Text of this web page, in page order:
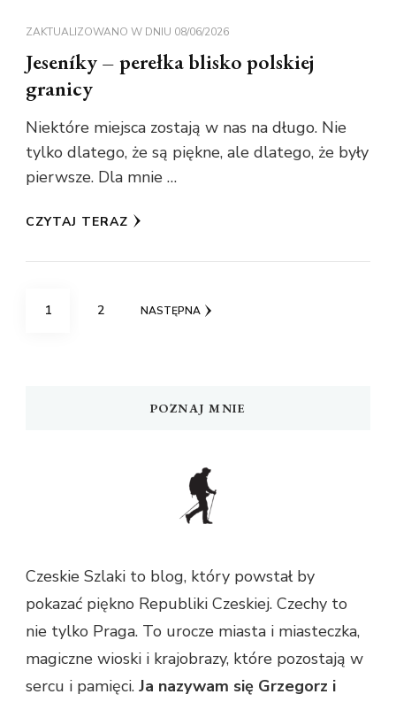
ZAKTUALIZOWANO W DNIU 08/06/2026
Jeseníky – perełka blisko polskiej
granicy
Niektóre miejsca zostają w nas na długo. Nie
tylko dlatego, że są piękne, ale dlatego, że były
pierwsze. Dla mnie …
CZYTAJ TERAZ
Stronicowanie
STRONA
1 STRONA
2 NASTĘPNA
POZNAJ MNIE
Czeskie Szlaki to blog, który powstał by
pokazać piękno Republiki Czeskiej. Czechy to
nie tylko Praga. To urocze miasta i miasteczka,
magiczne wioski i krajobrazy, które pozostają w
sercu i pamięci. Ja nazywam się Grzegorz i